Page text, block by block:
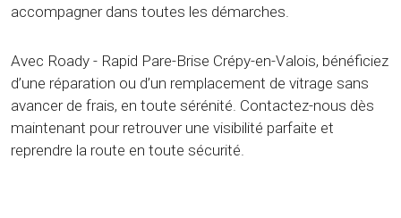
accompagner dans toutes les démarches.
Avec Roady - Rapid Pare-Brise Crépy-en-Valois, bénéficiez
d’une réparation ou d’un remplacement de vitrage sans
avancer de frais, en toute sérénité. Contactez-nous dès
maintenant pour retrouver une visibilité parfaite et
reprendre la route en toute sécurité.